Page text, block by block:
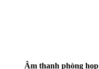
Âm thanh phòng họp